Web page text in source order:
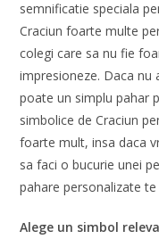
semnificatie speciala
Craciun foarte multe
colegi care sa nu fie
impresioneze. Daca nu
poate un simplu pahar
simbolice de Craciun
foarte mult, insa daca
sa faci o bucurie unei
pahare personalizate
Alege un simbol